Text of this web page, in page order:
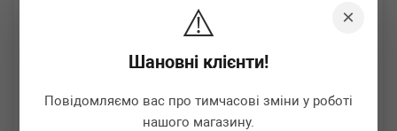
×
⚠️
Шановні клієнти!
Повідомляємо вас про тимчасові зміни у роботі
нашого магазину.